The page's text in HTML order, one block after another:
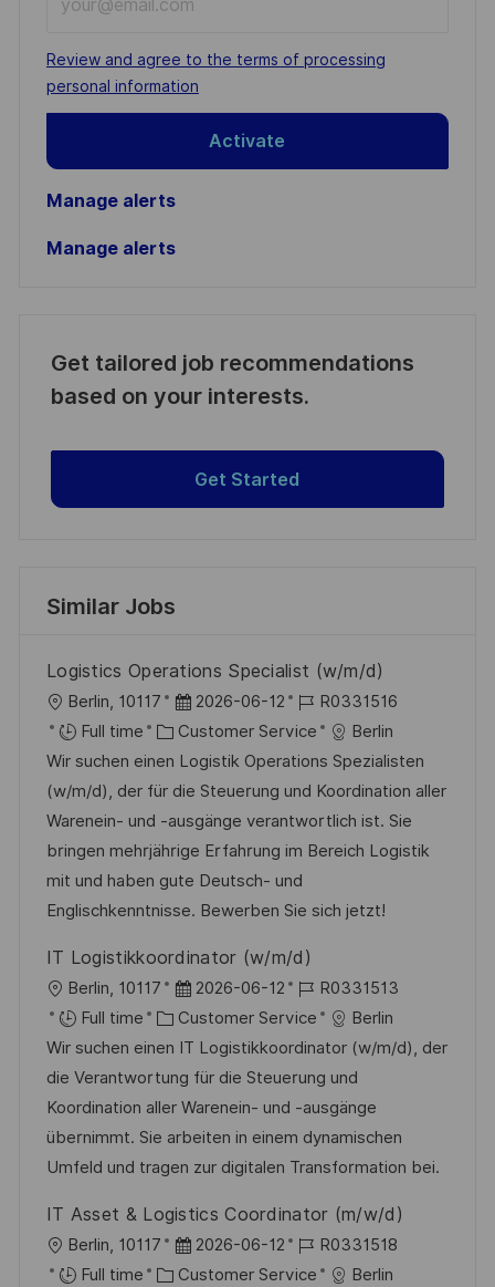
Email
address
(Required)
Required
Review and agree to the terms of processing
personal information
Activate
Manage alerts
Manage alerts
Get tailored job recommendations
based on your interests.
Get Started
Similar Jobs
Logistics Operations Specialist (w/m/d)
L
o
c
a
t
i
o
n
Berlin, 10117
P
o
s
t
e
d
D
a
e
2026-06-12
J
o
b
I
d
R0331516
Full time
C
a
t
e
g
o
r
Customer Service
Berlin
Wir suchen einen Logistik Operations Spezialisten
(w/m/d), der für die Steuerung und Koordination aller
Warenein- und -ausgänge verantwortlich ist. Sie
bringen mehrjährige Erfahrung im Bereich Logistik
mit und haben gute Deutsch- und
Englischkenntnisse. Bewerben Sie sich jetzt!
IT Logistikkoordinator (w/m/d)
L
o
c
a
t
i
o
Berlin, 10117
P
o
s
t
e
d
D
t
e
2026-06-12
J
o
b
I
d
R0331513
Full time
C
a
t
e
g
o
y
Customer Service
Berlin
Wir suchen einen IT Logistikkoordinator (w/m/d), der
die Verantwortung für die Steuerung und
Koordination aller Warenein- und -ausgänge
übernimmt. Sie arbeiten in einem dynamischen
Umfeld und tragen zur digitalen Transformation bei.
IT Asset & Logistics Coordinator (m/w/d)
L
o
Berlin, 10117
P
o
2026-06-12
J
o
R0331518
Full time
C Customer Service
Berlin